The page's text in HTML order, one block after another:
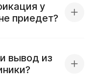
у
приедет?
вывод из